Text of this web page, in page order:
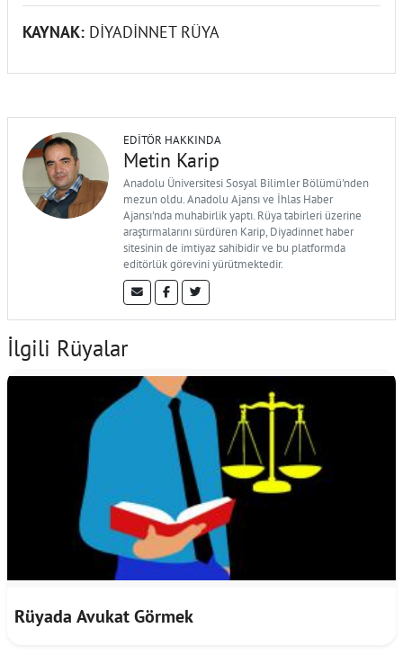
KAYNAK: DİYADİNNET RÜYA
EDITÖR HAKKINDA
Metin Karip
Anadolu Üniversitesi Sosyal Bilimler Bölümü'nden
mezun oldu. Anadolu Ajansı ve İhlas Haber
Ajansı'nda muhabirlik yaptı. Rüya tabirleri üzerine
araştırmalarını sürdüren Karip, Diyadinnet haber
sitesinin de imtiyaz sahibidir ve bu platformda
editörlük görevini yürütmektedir.
İlgili Rüyalar
Rüyada Avukat Görmek